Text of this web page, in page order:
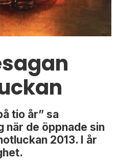
tio år” sa
när de öppnade sin
2013. I år